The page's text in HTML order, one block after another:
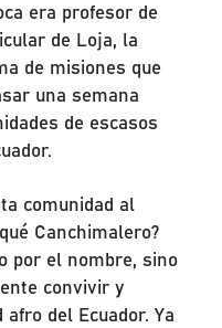
era profesor de
de Loja, la
de misiones que
una semana
de escasos
comunidad al
Canchimalero?
por el nombre, sino
convivir y
del Ecuador. Ya